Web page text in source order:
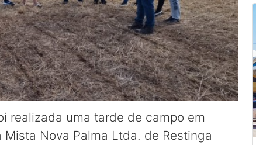
realizada uma tarde de campo em
Nova Palma Ltda. de Restinga